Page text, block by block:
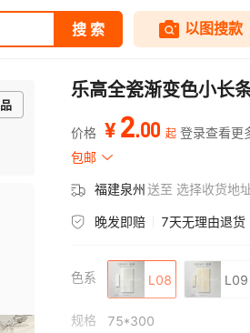
乐高全瓷渐变色小长
价格 ¥ 2.00 起 登录查看更
包邮
福建泉州送至 选择收货地
晚发即赔 7天无理由退货
色系 L08 L09
规格 75*300